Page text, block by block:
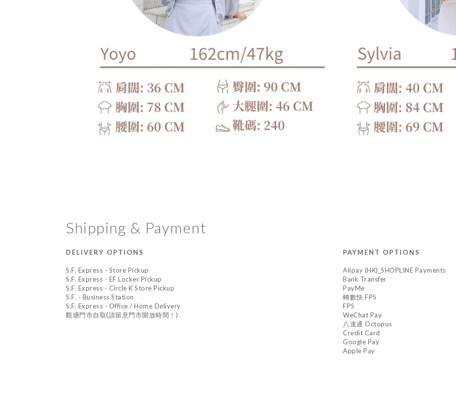
Shipping & Payment
DELIVERY OPTIONS
S.F. Express - Store Pickup
S.F. Express - EF Locker Pickup
S.F. Express - Circle K Store Pickup
S.F. - Business Station
S.F. Express - Office / Home Delivery
觀塘門市自取(請留意門市開放時間！)
PAYMENT OPTIONS
Alipay (HK)_SHOPLINE Payments
Bank Transfer
PayMe
轉數快 FPS
FPS
WeChat Pay
八達通 Octopus
Credit Card
Google Pay
Apple Pay